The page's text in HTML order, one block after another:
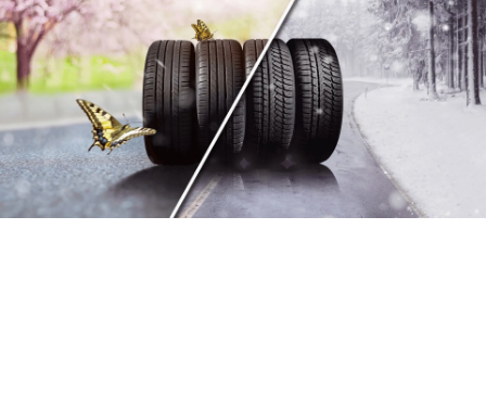
Bestel voordelig all season banden
Gratis bezorgd of montage bij jou in de buurt
Seizoen:
Merken: